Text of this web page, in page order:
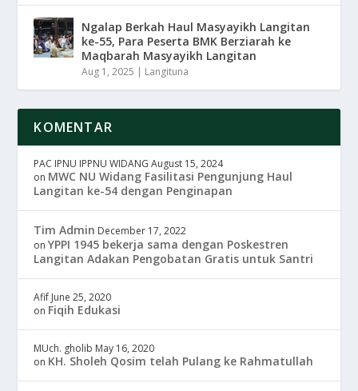
Ngalap Berkah Haul Masyayikh Langitan
ke-55, Para Peserta BMK Berziarah ke
Maqbarah Masyayikh Langitan
Aug 1, 2025 | Langituna
KOMENTAR
PAC IPNU IPPNU WIDANG August 15, 2024
on MWC NU Widang Fasilitasi Pengunjung Haul
Langitan ke-54 dengan Penginapan
Tim Admin December 17, 2022
onYPPI 1945 bekerja sama dengan Poskestren
Langitan Adakan Pengobatan Gratis untuk Santri
Afif June 25, 2020
on Fiqih Edukasi
MUch. gholib May 16, 2020
on KH. Sholeh Qosim telah Pulang ke Rahmatullah